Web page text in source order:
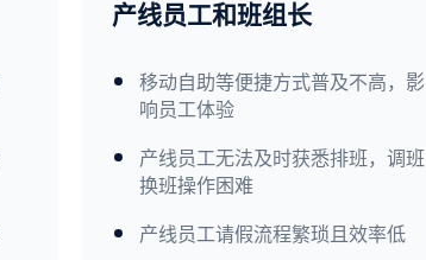
产线员工和班组长
移动自助等便捷方式普及不高，影
响员工体验
产线员工无法及时获悉排班​，调班
换班操作困难
产线员工请假流程繁琐且效率低